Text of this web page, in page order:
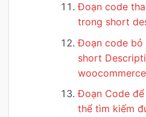
Đoạn code
trong short
Đoạn code bỏ
short
Đoạn Code
thể tìm kiếm